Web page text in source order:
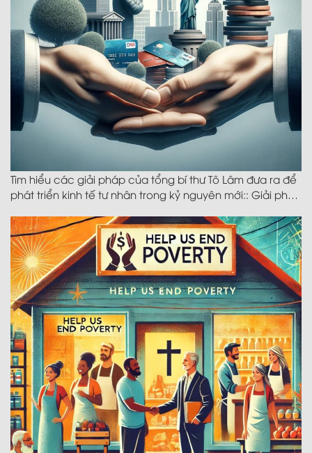
Tìm hiểu các giải pháp của tổng bí thư Tô Lâm đưa ra để
phát triển kinh tế tư nhân trong kỷ nguyên mới:: Giải pháp
quy mô và khuyến khích tham gia vào các lĩnh vực chiến
lược quốc gia